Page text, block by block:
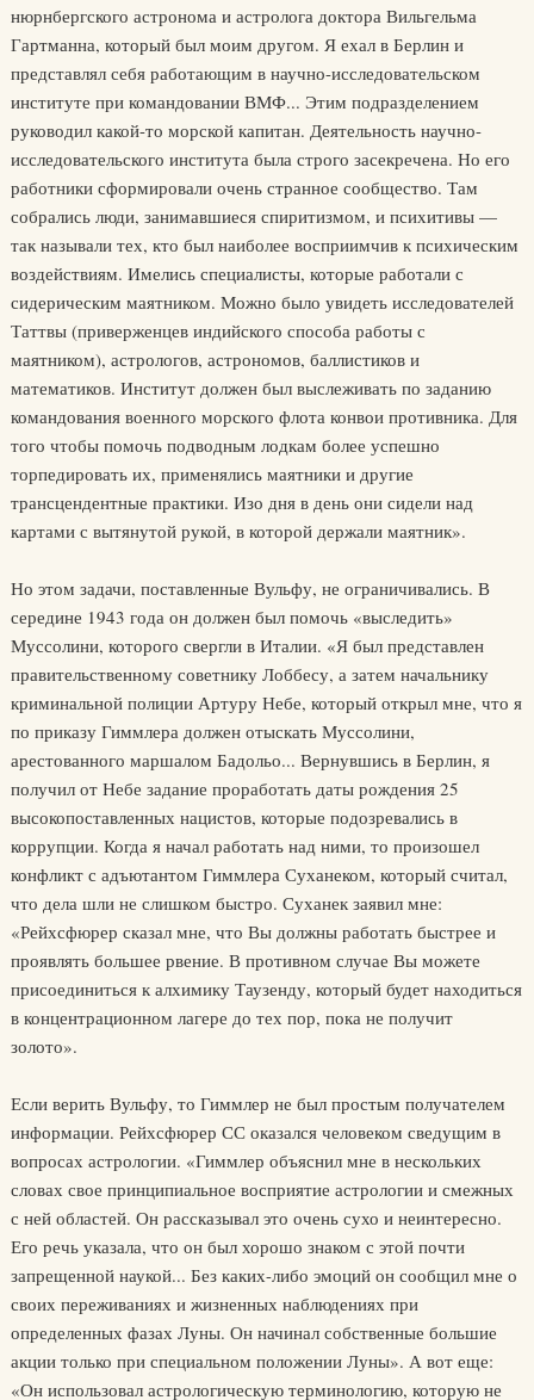
нюрнбергского астронома и астролога доктора Вильгельма
Гартманна, который был моим другом. Я ехал в Берлин и
представлял себя работающим в научно-исследовательском
институте при командовании ВМФ... Этим подразделением
руководил какой-то морской капитан. Деятельность научно-
исследовательского института была строго засекречена. Но его
работники сформировали очень странное сообщество. Там
собрались люди, занимавшиеся спиритизмом, и психитивы —
так называли тех, кто был наиболее восприимчив к психическим
воздействиям. Имелись специалисты, которые работали с
сидерическим маятником. Можно было увидеть исследователей
Таттвы (приверженцев индийского способа работы с
маятником), астрологов, астрономов, баллистиков и
математиков. Институт должен был выслеживать по заданию
командования военного морского флота конвои противника. Для
того чтобы помочь подводным лодкам более успешно
торпедировать их, применялись маятники и другие
трансцендентные практики. Изо дня в день они сидели над
картами с вытянутой рукой, в которой держали маятник».
Но этом задачи, поставленные Вульфу, не ограничивались. В
середине 1943 года он должен был помочь «выследить»
Муссолини, которого свергли в Италии. «Я был представлен
правительственному советнику Лоббесу, а затем начальнику
криминальной полиции Артуру Небе, который открыл мне, что я
по приказу Гиммлера должен отыскать Муссолини,
арестованного маршалом Бадольо... Вернувшись в Берлин, я
получил от Небе задание проработать даты рождения 25
высокопоставленных нацистов, которые подозревались в
коррупции. Когда я начал работать над ними, то произошел
конфликт с адъютантом Гиммлера Суханеком, который считал,
что дела шли не слишком быстро. Суханек заявил мне:
«Рейхсфюрер сказал мне, что Вы должны работать быстрее и
проявлять большее рвение. В противном случае Вы можете
присоединиться к алхимику Таузенду, который будет находиться
в концентрационном лагере до тех пор, пока не получит
золото».
Если верить Вульфу, то Гиммлер не был простым получателем
информации. Рейхсфюрер СС оказался человеком сведущим в
вопросах астрологии. «Гиммлер объяснил мне в нескольких
словах свое принципиальное восприятие астрологии и смежных
с ней областей. Он рассказывал это очень сухо и неинтересно.
Его речь указала, что он был хорошо знаком с этой почти
запрещенной наукой... Без каких-либо эмоций он сообщил мне о
своих переживаниях и жизненных наблюдениях при
определенных фазах Луны. Он начинал собственные большие
акции только при специальном положении Луны». А вот еще:
«Он использовал астрологическую терминологию, которую не